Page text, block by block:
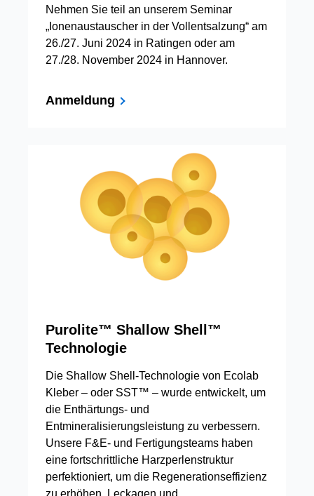
Nehmen Sie teil an unserem Seminar
„Ionenaustauscher in der Vollentsalzung“ am
26./27. Juni 2024 in Ratingen oder am
27./28. November 2024 in Hannover.
Anmeldung
Purolite™ Shallow Shell™
Technologie
Die Shallow Shell-Technologie von Ecolab
Kleber – oder SST™ – wurde entwickelt, um
die Enthärtungs- und
Entmineralisierungsleistung zu verbessern.
Unsere F&E- und Fertigungsteams haben
eine fortschrittliche Harzperlenstruktur
perfektioniert, um die Regenerationseffizienz